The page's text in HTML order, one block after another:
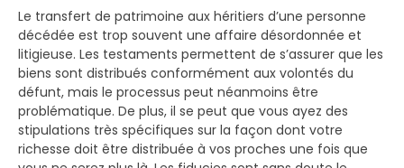
Le transfert de patrimoine aux héritiers d’une personne
décédée est trop souvent une affaire désordonnée et
litigieuse. Les testaments permettent de s’assurer que les
biens sont distribués conformément aux volontés du
défunt, mais le processus peut néanmoins être
problématique. De plus, il se peut que vous ayez des
stipulations très spécifiques sur la façon dont votre
richesse doit être distribuée à vos proches une fois que